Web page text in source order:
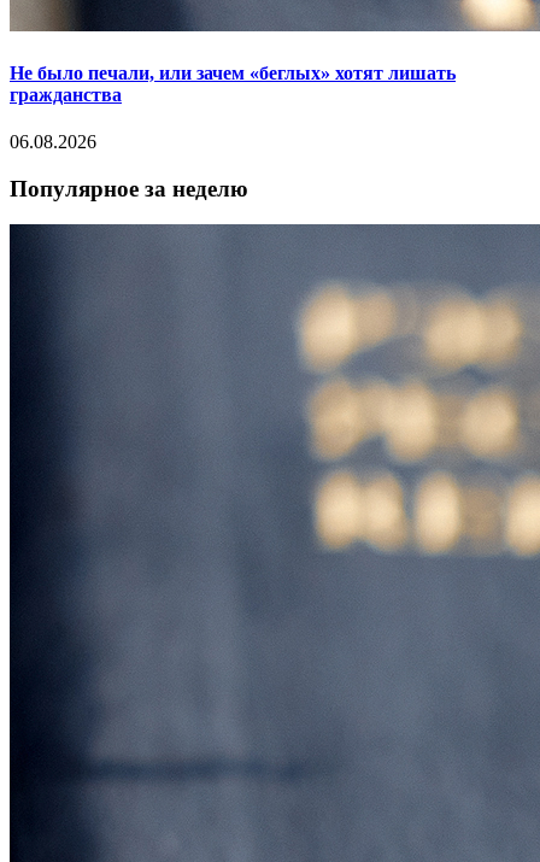
Не было печали, или зачем «беглых» хотят лишать
гражданства
06.08.2026
Популярное за неделю